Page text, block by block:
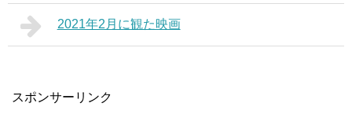
2021年2月に観た映画
スポンサーリンク